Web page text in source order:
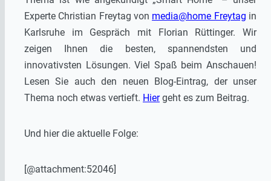
Experte Christian Freytag von media@home Freytag in
Karlsruhe im Gespräch mit Florian Rüttinger. Wir
zeigen Ihnen die besten, spannendsten und
innovativsten Lösungen. Viel Spaß beim Anschauen!
Lesen Sie auch den neuen Blog-Eintrag, der unser
Thema noch etwas vertieft. Hiergeht es zum Beitrag.
Und hier die aktuelle Folge:
[@attachment:52046]